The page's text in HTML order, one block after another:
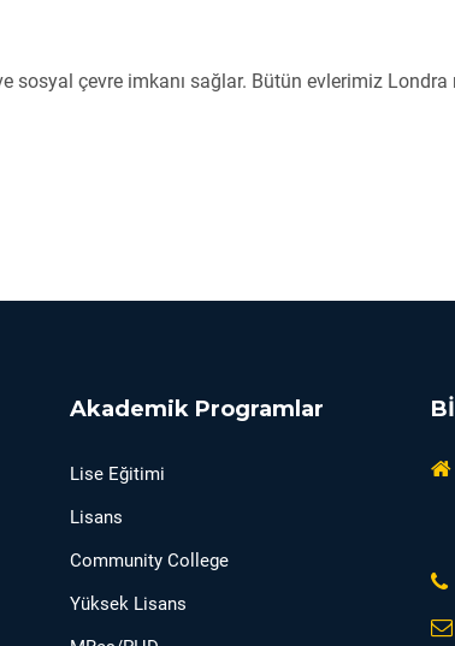
sosyal çevre imkanı sağlar. Bütün evlerimiz
Akademik Programlar
Lise Eğitimi
Lisans
Community College
Yüksek Lisans